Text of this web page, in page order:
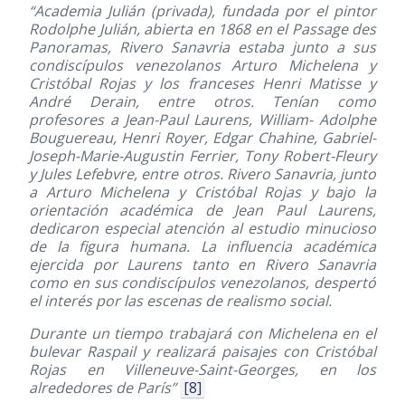
“Academia Julián (privada), fundada por el pintor
Rodolphe Julián, abierta en 1868 en el Passage des
Panoramas, Rivero Sanavria estaba junto a sus
condiscípulos venezolanos Arturo Michelena y
Cristóbal Rojas y los franceses Henri Matisse y
André Derain, entre otros. Tenían como
profesores a Jean-Paul Laurens, William- Adolphe
Bouguereau, Henri Royer, Edgar Chahine, Gabriel-
Joseph-Marie-Augustin Ferrier, Tony Robert-Fleury
y Jules Lefebvre, entre otros. Rivero Sanavria, junto
a Arturo Michelena y Cristóbal Rojas y bajo la
orientación académica de Jean Paul Laurens,
dedicaron especial atención al estudio minucioso
de la figura humana. La influencia académica
ejercida por Laurens tanto en Rivero Sanavria
como en sus condiscípulos venezolanos, despertó
el interés por las escenas de realismo social.
Durante un tiempo trabajará con Michelena en el
bulevar Raspail y realizará paisajes con Cristóbal
Rojas en Villeneuve-Saint-Georges, en los
alrededores de París” [8]